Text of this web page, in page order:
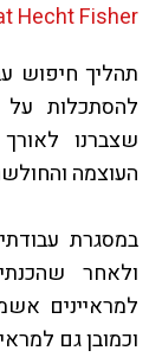
Hecht Fisher
תהליך חיפוש
להסתכלות על
שצברנו
העוצמה
ולאחר
למראיינים
וכמובן גם